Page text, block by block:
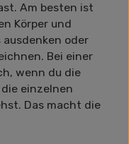
Am besten ist
Körper und
oder
Bei einer
wenn du die
einzelnen
Das macht die